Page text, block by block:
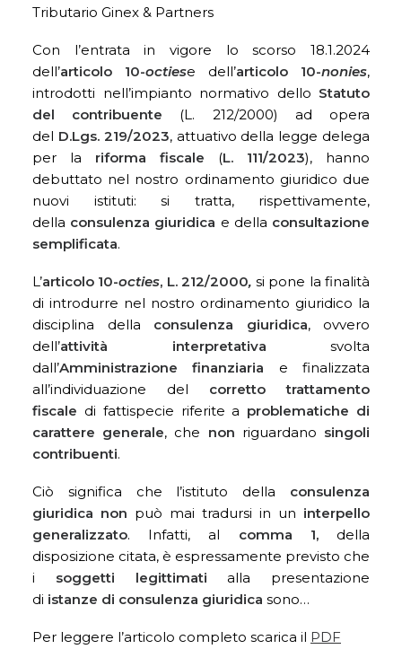
Tributario Ginex & Partners
Con l’entrata in vigore lo scorso 18.1.2024
dell’articolo 10-octiese dell’articolo 10-nonies,
introdotti nell’impianto normativo dello Statuto
del contribuente (L. 212/2000) ad opera
del D.Lgs. 219/2023, attuativo della legge delega
per la riforma fiscale (L. 111/2023), hanno
debuttato nel nostro ordinamento giuridico due
nuovi istituti: si tratta, rispettivamente,
della consulenza giuridica e della consultazione
semplificata.
L’articolo 10-octies, L. 212/2000, si pone la finalità
di introdurre nel nostro ordinamento giuridico la
disciplina della consulenza giuridica, ovvero
dell’attività interpretativa svolta
dall’Amministrazione finanziaria e finalizzata
all’individuazione del corretto trattamento
fiscale di fattispecie riferite a problematiche di
carattere generale, che non riguardano singoli
contribuenti.
Ciò significa che l’istituto della consulenza
giuridica non può mai tradursi in un interpello
generalizzato. Infatti, al comma 1,della
disposizione citata, è espressamente previsto che
i soggetti legittimati alla presentazione
di istanze di consulenza giuridica sono…
Per leggere l’articolo completo scarica il PDF